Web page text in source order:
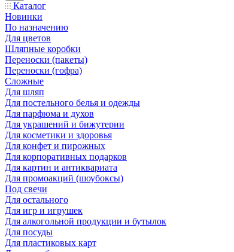
Каталог
Новинки
По назначению
Для цветов
Шляпные коробки
Переноски (пакеты)
Переноски (гофра)
Сложные
Для шляп
Для постельного белья и одежды
Для парфюма и духов
Для украшений и бижутерии
Для косметики и здоровья
Для конфет и пирожных
Для корпоративных подарков
Для картин и антиквариата
Для промоакций (шоубоксы)
Под свечи
Для остального
Для игр и игрушек
Для алкогольной продукции и бутылок
Для посуды
Для пластиковых карт